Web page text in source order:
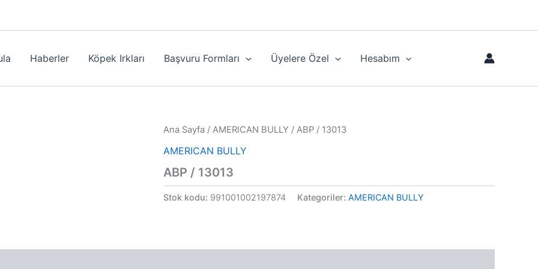
Haberler Köpek Irkları Başvuru Formları Üyelere Özel Hesabım
Ana Sayfa / AMERICAN BULLY / ABP / 13013
AMERICAN BULLY
ABP / 13013
Stok kodu: 991001002197874 Kategoriler: AMERICAN BULLY